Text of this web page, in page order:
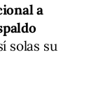
a
solas su